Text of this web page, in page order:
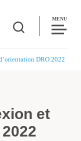
MENU
DRO 2022
et